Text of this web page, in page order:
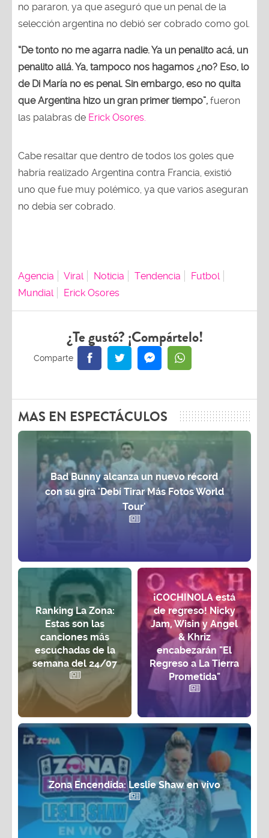
no pararon, ya que aseguró que un penal de la
selección argentina no debió ser cobrado como gol.
“De tonto no me agarra nadie. Ya un penalito acá, un
penalito allá. Ya, tampoco nos hagamos ¿no? Eso, lo
de Di María no es penal. Sin embargo, eso no quita
que Argentina hizo un gran primer tiempo”, fueron
las palabras de Erick Osores.
Cabe resaltar que dentro de todos los goles que
habría realizado Argentina contra Francia, existió
uno que fue muy polémico, ya que varios aseguran
no debía ser cobrado.
Agencia Viral Noticia Tendencia
Futbol
Mundial
Erick Osores
¿Te gustó? ¡Compártelo!
MAS EN ESPECTÁCULOS
Bad Bunny alcanza un nuevo récord
con su gira 'Debí Tirar Más Fotos World
Tour'
Ranking La Zona:
Estas son las
canciones más
escuchadas de la
semana del 24/07
¡COCHINOLA está
de regreso! Nicky
Jam, Wisin y Angel
& Khriz
encabezarán "El
Regreso a La Tierra
Prometida"
Zona Encendida: Leslie Shaw en vivo